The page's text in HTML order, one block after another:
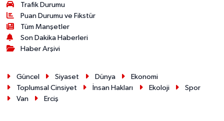
Trafik Durumu
Puan Durumu ve Fikstür
Tüm Manşetler
Son Dakika Haberleri
Haber Arşivi
Güncel Siyaset Dünya
Ekonomi
Toplumsal Cinsiyet
İnsan Hakları Ekoloji
Spor
Van
Erciş